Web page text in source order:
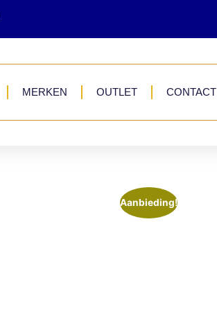
MERKEN OUTLET CONTACT
Aanbieding!